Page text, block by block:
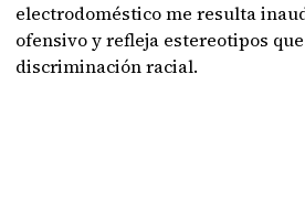
electrodoméstico me resulta
ofensivo y refleja estereotipos
discriminación racial.